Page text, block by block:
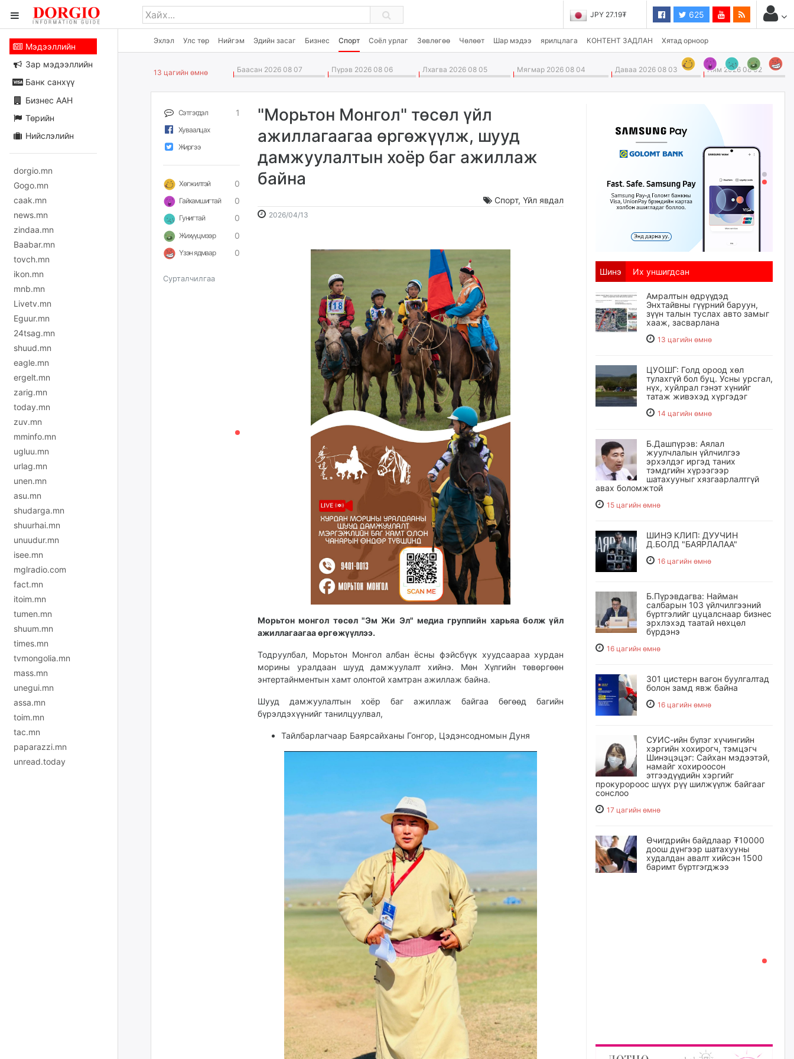
JPY 27.19₮ 625
Эхлэл Улс төр Нийгэм Эдийн засаг Бизнес Спорт Соёл урлаг Зөвлөгөө Чөлөөт Шар мэдээ ярилцлага КОНТЕНТ ЗАДЛАН Хятад орноор
Мэдээллийн
Зар мэдээллийн
Банк санхүү
Бизнес ААН
Төрийн
Нийслэлийн
dorgio.mn
Gogo.mn
caak.mn
news.mn
zindaa.mn
Baabar.mn
tovch.mn
ikon.mn
mnb.mn
Livetv.mn
Eguur.mn
24tsag.mn
shuud.mn
eagle.mn
ergelt.mn
zarig.mn
today.mn
zuv.mn
mminfo.mn
ugluu.mn
urlag.mn
unen.mn
asu.mn
shudarga.mn
shuurhai.mn
unuudur.mn
isee.mn
mglradio.com
fact.mn
itoim.mn
tumen.mn
shuum.mn
times.mn
tvmongolia.mn
mass.mn
unegui.mn
assa.mn
toim.mn
tac.mn
paparazzi.mn
unread.today
13 цагийн өмнө Баасан 2026 08 07 Пүрэв 2026 08 06 Лхагва 2026 08 05 Мягмар 2026 08 04 Даваа 2026 08 03 Ням 2026 08 02
Сэтгэгдэл 1
Хуваалцах
Жиргээ
Хөгжилтэй 0
Гайхамшигтай 0
Гунигтай 0
Жихүүцмээр 0
Үзэн ядмаар 0
Сурталчилгаа
"Морьтон Монгол" төсөл үйл
ажиллагаагаа өргөжүүлж, шууд
дамжуулалтын хоёр баг ажиллаж
байна
Спорт,Үйл явдал
2026/04/13
Морьтон монгол төсөл "Эм Жи Эл" медиа группийн харьяа болж үйл
ажиллагаагаа өргөжүүллээ.
Тодруулбал, Морьтон Монгол албан ёсны фэйсбүүк хуудсаараа хурдан
морины уралдаан шууд дамжуулалт хийнэ. Мөн Хүлгийн төвөргөөн
энтертайнментын хамт олонтой хамтран ажиллаж байна.
Шууд дамжуулалтын хоёр баг ажиллаж байгаа бөгөөд багийн
бүрэлдэхүүнийг танилцуулвал,
Тайлбарлагчаар Баярсайханы Гонгор, Цэдэнсодномын Дуня
Шинэ Их уншигдсан
Амралтын өдрүүдэд
Энхтайвны гүүрний баруун,
зүүн талын туслах авто замыг
хааж, засварлана
13 цагийн өмнө
ЦУОШГ: Голд ороод хөл
тулахгүй бол буц. Усны урсгал,
нүх, хуйлрал гэнэт хүнийг
татаж живэхэд хүргэдэг
14 цагийн өмнө
Б.Дашпүрэв: Аялал
жуулчлалын үйлчилгээ
эрхэлдэг иргэд таних
тэмдгийн хүрээгээр
шатахууныг хязгаарлалтгүй
авах боломжтой
15 цагийн өмнө
ШИНЭ КЛИП: ДУУЧИН
Д.БОЛД "БАЯРЛАЛАА"
16 цагийн өмнө
Б.Пүрэвдагва: Найман
салбарын 103 үйлчилгээний
бүртгэлийг цуцалснаар бизнес
эрхлэхэд таатай нөхцөл
бүрдэнэ
16 цагийн өмнө
301 цистерн вагон буулгалтад
болон замд явж байна
16 цагийн өмнө
СУИС-ийн бүлэг хүчингийн
хэргийн хохирогч, тэмцэгч
Шинэцэцэг: Сайхан мэдээтэй,
намайг хохироосон
этгээдүүдийн хэргийг
прокуророос шүүх рүү шилжүүлж байгааг
сонслоо
17 цагийн өмнө
Өчигдрийн байдлаар ₮10000
доош дүнгээр шатахууны
худалдан авалт хийсэн 1500
баримт бүртгэгджээ